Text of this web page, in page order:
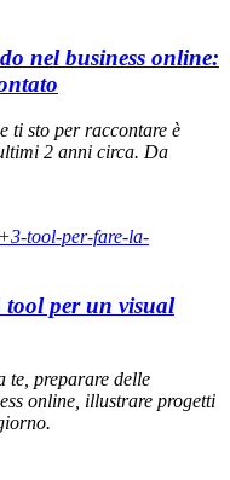
nel business online:
ti sto per raccontare è
2 anni circa. Da
tool per un visual
te, preparare delle
online, illustrare progetti